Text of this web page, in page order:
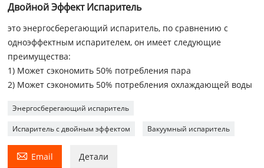
Двойной Эффект Испаритель
это энергосберегающий испаритель, по сравнению с
одноэффектным испарителем, он имеет следующие
преимущества:
1) Может сэкономить 50% потребления пара
2) Может сэкономить 50% потребления охлаждающей воды
Энергосберегающий испаритель
Испаритель с двойным эффектом Вакуумный испаритель
 Email Детали